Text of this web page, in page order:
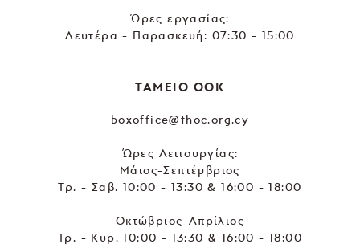
Ώρες εργασίας:
Δευτέρα - Παρασκευή: 07:30 - 15:00
ΤΑΜΕΙΟ ΘΟΚ
boxoffice@thoc.org.cy
Ώρες Λειτουργίας:
Μάιος-Σεπτέμβριος
Τρ. - Σαβ. 10:00 - 13:30 & 16:00 - 18:00
Οκτώβριος-Απρίλιος
Τρ. - Κυρ. 10:00 - 13:30 & 16:00 - 18:00